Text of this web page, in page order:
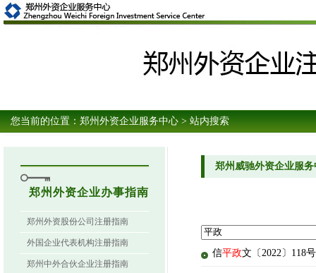
您当前的位置： 郑州外资企业服务中心 > 站内搜索
郑州外资企业办事指南
郑州外资股份公司注册指南
外国企业代表机构注册指南
郑州中外合伙企业注册指南
郑州威驰外资企业服
信平政文〔2022〕118